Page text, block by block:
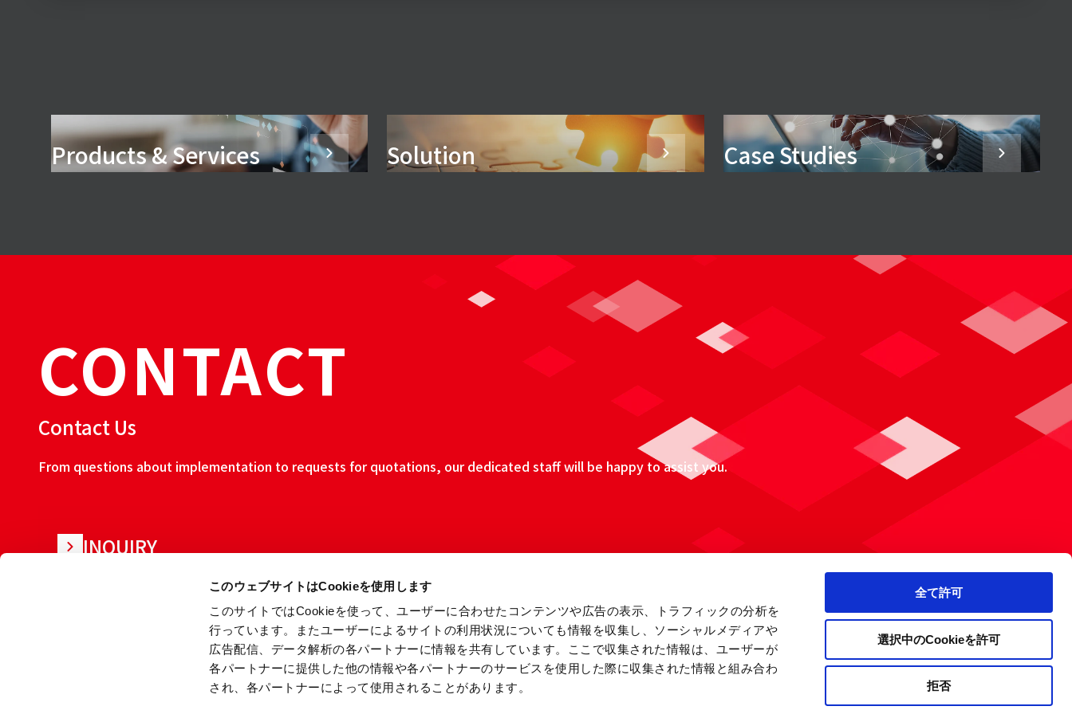
このウェブサイトはCookieを使用します
このサイトではCookieを使って、ユーザーに合わせたコンテンツや広告の表示、トラフィックの分析を
行っています。またユーザーによるサイトの利用状況についても情報を収集し、ソーシャルメディアや
広告配信、データ解析の各パートナーに情報を共有しています。ここで収集された情報は、ユーザーが
各パートナーに提供した他の情報や各パートナーのサービスを使用した際に収集された情報と組み合わ
され、各パートナーによって使用されることがあります。
全て許可
選択中のCookieを許可
拒否
Products & Services Solution Case Studies
CONTACT
Contact Us
From questions about implementation to requests for quotations, our dedicated staff will be happy to assist you.
INQUIRY